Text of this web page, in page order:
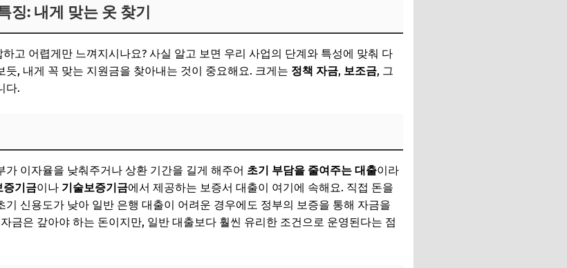
보증
달아주다
겨진 보물
소개: 어떤 문을 두드려볼까?
다면 도전!
한 당신을 위해
징: 내게 맞는 옷 찾기
고 어렵게만 느껴지시나요? 사실 알고 보면 우리 사업의 단계와 특성에 맞춰 다
, 내게 꼭 맞는 지원금을 찾아내는 것이 중요해요. 크게는 정책 자금, 보조금, 그
다.
이자율을 낮춰주거나 상환 기간을 길게 해주어 초기 부담을 줄여주는 대출이라
증기금이나 기술보증기금에서 제공하는 보증서 대출이 여기에 속해요. 직접 돈을
신용도가 낮아 일반 은행 대출이 어려운 경우에도 정부의 보증을 통해 자금을
금은 갚아야 하는 돈이지만, 일반 대출보다 훨씬 유리한 조건으로 운영된다는 점